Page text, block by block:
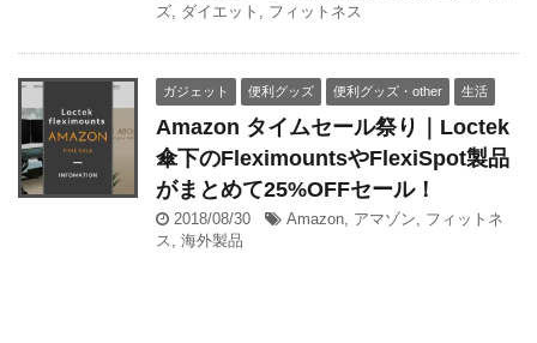
ズ ダイエット フィットネス
ガジェット 便利グッズ 便利グッズ・other 生活
Amazon タイムセール祭り｜Loctek
傘下のFleximountsやFlexiSpot製品
がまとめて25%OFFセール！
2018/08/30 Amazon アマゾン
フィットネ
ス
海外製品